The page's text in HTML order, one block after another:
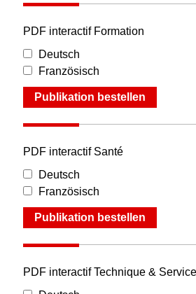
PDF interactif Formation
Deutsch
Französisch
Publikation bestellen
PDF interactif Santé
Deutsch
Französisch
Publikation bestellen
PDF interactif Technique &